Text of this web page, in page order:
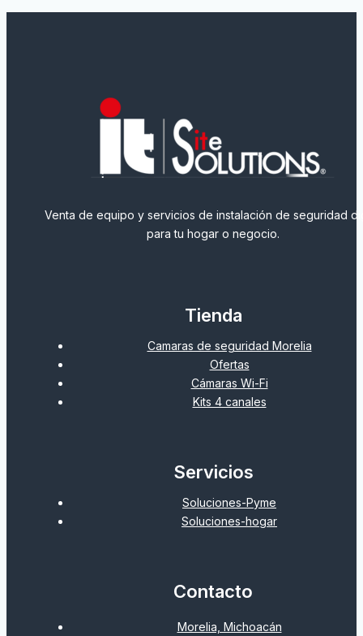
Venta de equipo y servicios de instalación de seguridad
para tu hogar o negocio.
Tienda
Camaras de seguridad Morelia
Ofertas
Cámaras Wi-Fi
Kits 4 canales
Servicios
Soluciones-Pyme
Soluciones-hogar
Contacto
Morelia, Michoacán